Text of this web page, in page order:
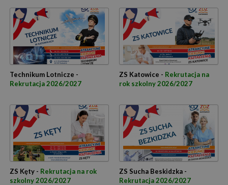
Technikum Lotnicze -
Rekrutacja 2026/2027
ZS Katowice - Rekrutacja na
rok szkolny 2026/2027
ZS Kęty - Rekrutacja na rok
szkolny 2026/2027
ZS Sucha Beskidzka -
Rekrutacja 2026/2027